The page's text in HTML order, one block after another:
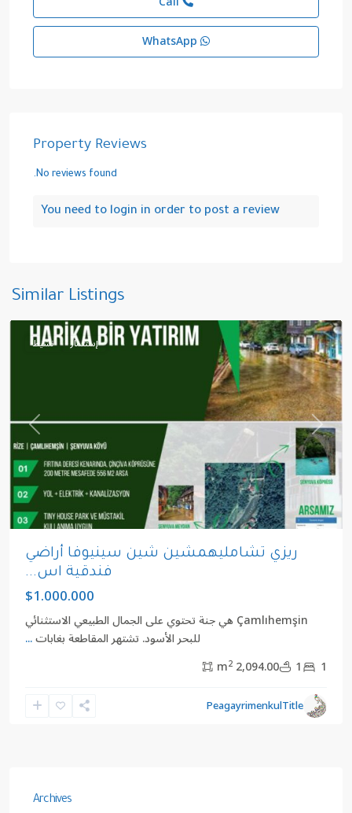
Property Reviews
No reviews found.
You need to login in order to post a review
Similar Listings
Next
إستثمار نشيط
ريزي تشامليهمشين شين سينيوفا أراضي
فندقية اس...
$1.000.000
Çamlıhemşin هي جنة تحتوي على الجمال الطبيعي الاستثنائي
للبحر الأسود. تشتهر المقاطعة بغابات...
1
1
2,094.00 m
2
PeagayrimenkulTitle
Archives